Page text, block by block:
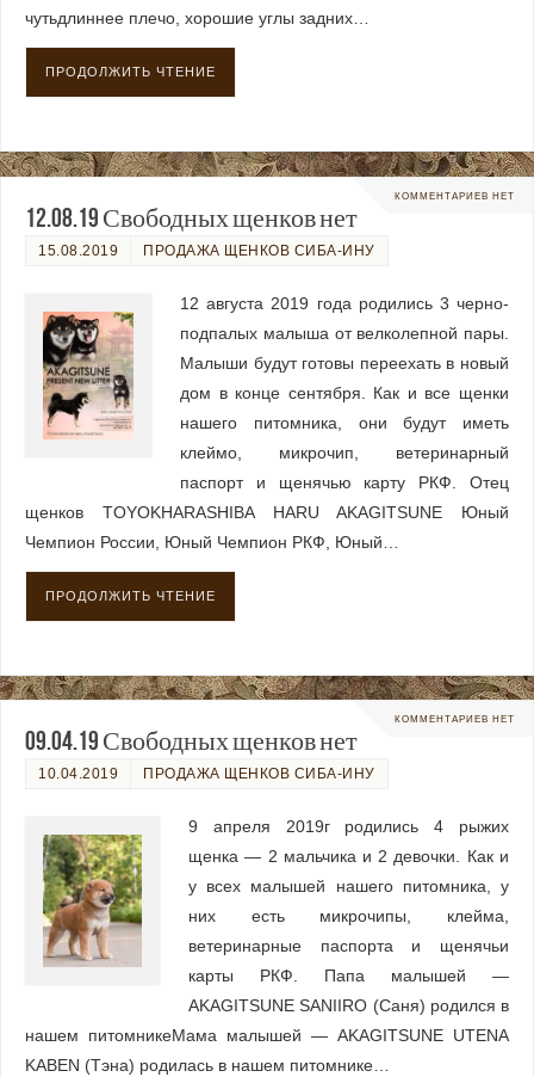
чутьдлиннее плечо, хорошие углы задних…
ПРОДОЛЖИТЬ ЧТЕНИЕ
КОММЕНТАРИЕВ НЕТ
12.08.19 Свободных щенков нет
15.08.2019 ПРОДАЖА ЩЕНКОВ СИБА-ИНУ
12 августа 2019 года родились 3 черно-
подпалых малыша от велколепной пары.
Малыши будут готовы переехать в новый
дом в конце сентября. Как и все щенки
нашего питомника, они будут иметь
клеймо, микрочип, ветеринарный
паспорт и щенячью карту РКФ. Отец
щенков TOYOKHARASHIBA HARU AKAGITSUNE Юный
Чемпион России, Юный Чемпион РКФ, Юный…
ПРОДОЛЖИТЬ ЧТЕНИЕ
КОММЕНТАРИЕВ НЕТ
09.04.19 Свободных щенков нет
10.04.2019 ПРОДАЖА ЩЕНКОВ СИБА-ИНУ
9 апреля 2019г родились 4 рыжих
щенка — 2 мальчика и 2 девочки. Как и
у всех малышей нашего питомника, у
них есть микрочипы, клейма,
ветеринарные паспорта и щенячьи
карты РКФ. Папа малышей —
AKAGITSUNE SANIIRO (Саня) родился в
нашем питомникеМама малышей — AKAGITSUNE UTENA
KABEN (Тэна) родилась в нашем питомнике…